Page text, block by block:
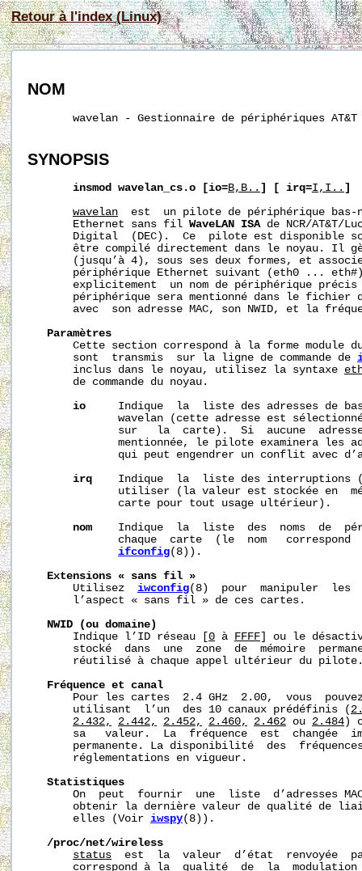
Retour à l'index (Linux)
NOM
wavelan - Gestionnaire de périphériques AT&T
SYNOPSIS
insmod wavelan_cs.o [io=B,B.. ] [ irq=I,I.. ]
wavelan
est  un pilote de périphérique
       Ethernet sans fil
WaveLAN ISA de NCR/AT&T/
Digital  (DEC).  Ce  pilote est disponible
être compilé directement dans le noyau. Il
(jusqu’à 4), sous ses deux formes, et
périphérique Ethernet suivant (eth0 ...
explicitement  un nom de périphérique
périphérique sera mentionné dans le fichier
avec  son adresse MAC, son NWID, et la
Paramètres
Cette section correspond à la forme module
       sont  transmis  sur la ligne de commande de
       inclus dans le noyau, utilisez la syntaxe
       de commande du noyau.
io
Indique  la  liste des adresses de
wavelan (cette adresse est
sur   la  carte).  Si  aucune
mentionnée, le pilote examinera les
qui peut engendrer un conflit avec
irq
Indique  la  liste des interruptions
utiliser (la valeur est stockée en
              carte pour tout usage ultérieur).
nom
Indique  la  liste  des  noms  de
chaque  carte  (le  nom   correspond
ifconfig(8)).
Extensions « sans fil »
       Utilisez
iwconfig(8)  pour  manipuler  les
       l’aspect « sans fil » de ces cartes.
NWID
(ou domaine)
       Indique l’ID réseau [
0 à FFFF ] ou le
stocké  dans  une  zone  de  mémoire
réutilisé à chaque appel ultérieur du
Fréquence et canal
Pour les cartes  2.4 GHz  2.00,  vous
       utilisant  l’un  des 10 canaux prédéfinis (
2.432,
2.442, 2.452, 2.460, 2.462 ou 2.484 )
sa   valeur.  La  fréquence  est  changée
permanente. La disponibilité  des
       réglementations en vigueur.
Statistiques
On  peut  fournir  une  liste  d’adresses
obtenir la dernière valeur de qualité de
       elles (Voir
iwspy(8)).
/proc/net/wireless
status
est  la  valeur  d’état  renvoyée
correspond à la  qualité  de  la